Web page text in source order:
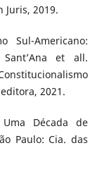
Juris, 2019.
Sul-Americano:
et all.
2021.
Década de
Paulo: Cia. das